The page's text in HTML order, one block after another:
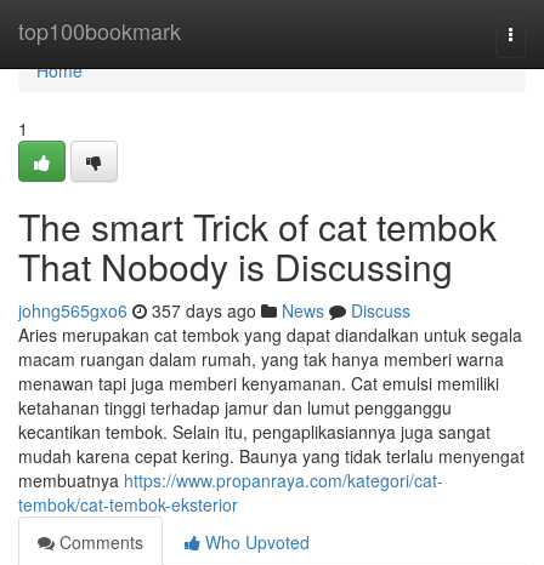
top100bookmark
Home
Home
1
The smart Trick of cat tembok
That Nobody is Discussing
johng565gxo6 357 days ago News
Discuss
Aries merupakan cat tembok yang dapat diandalkan untuk segala
macam ruangan dalam rumah, yang tak hanya memberi warna
menawan tapi juga memberi kenyamanan. Cat emulsi memiliki
ketahanan tinggi terhadap jamur dan lumut pengganggu
kecantikan tembok. Selain itu, pengaplikasiannya juga sangat
mudah karena cepat kering. Baunya yang tidak terlalu menyengat
membuatnya https://www.propanraya.com/kategori/cat-
tembok/cat-tembok-eksterior
Comments
Who Upvoted